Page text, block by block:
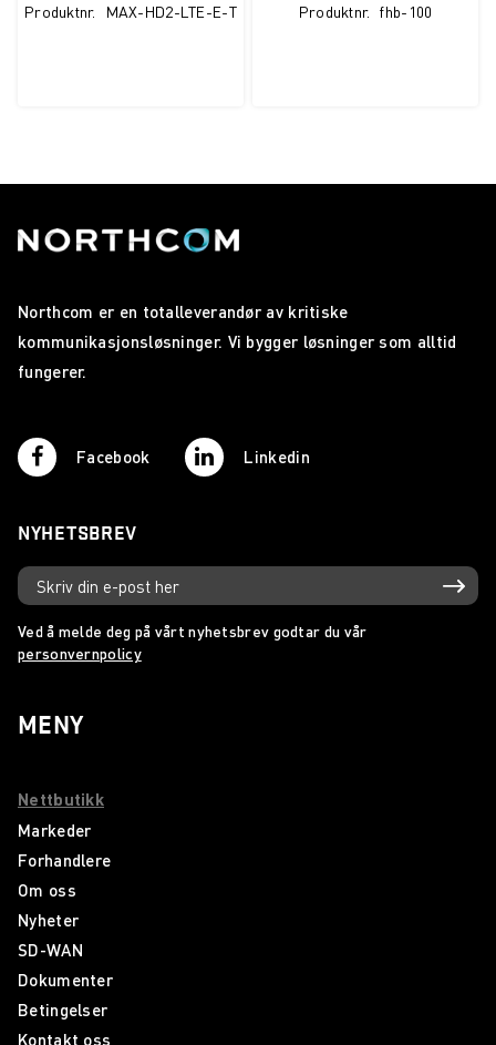
Produktnr. MAX-HD2-LTE-E-T Produktnr. fhb-100
Northcom er en totalleverandør av kritiske
kommunikasjonsløsninger. Vi bygger løsninger som alltid
fungerer.
Facebook Linkedin
NYHETSBREV
Ved å melde deg på vårt nyhetsbrev godtar du vår
personvernpolicy
MENY
Nettbutikk
Markeder
Forhandlere
Om oss
Nyheter
SD-WAN
Dokumenter
Betingelser
Kontakt oss